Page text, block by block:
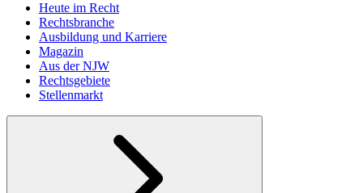
Heute im Recht
Rechtsbranche
Ausbildung und Karriere
Magazin
Aus der NJW
Rechtsgebiete
Stellenmarkt